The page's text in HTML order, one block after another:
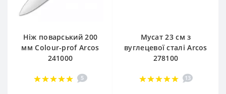
Ніж поварський 200
мм Сolour-prof Arcos
241000
5
Мусат 23 см з
вуглецевої сталі Arcos
278100
13